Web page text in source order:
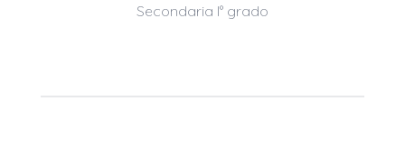
Secondaria I° grado